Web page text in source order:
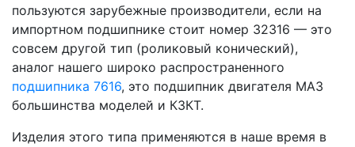
пользуются зарубежные производители, если на
импортном подшипнике стоит номер 32316 — это
совсем другой тип (роликовый конический),
аналог нашего широко распространенного
подшипника 7616, это подшипник двигателя МАЗ
большинства моделей и КЗКТ.
Изделия этого типа применяются в наше время в